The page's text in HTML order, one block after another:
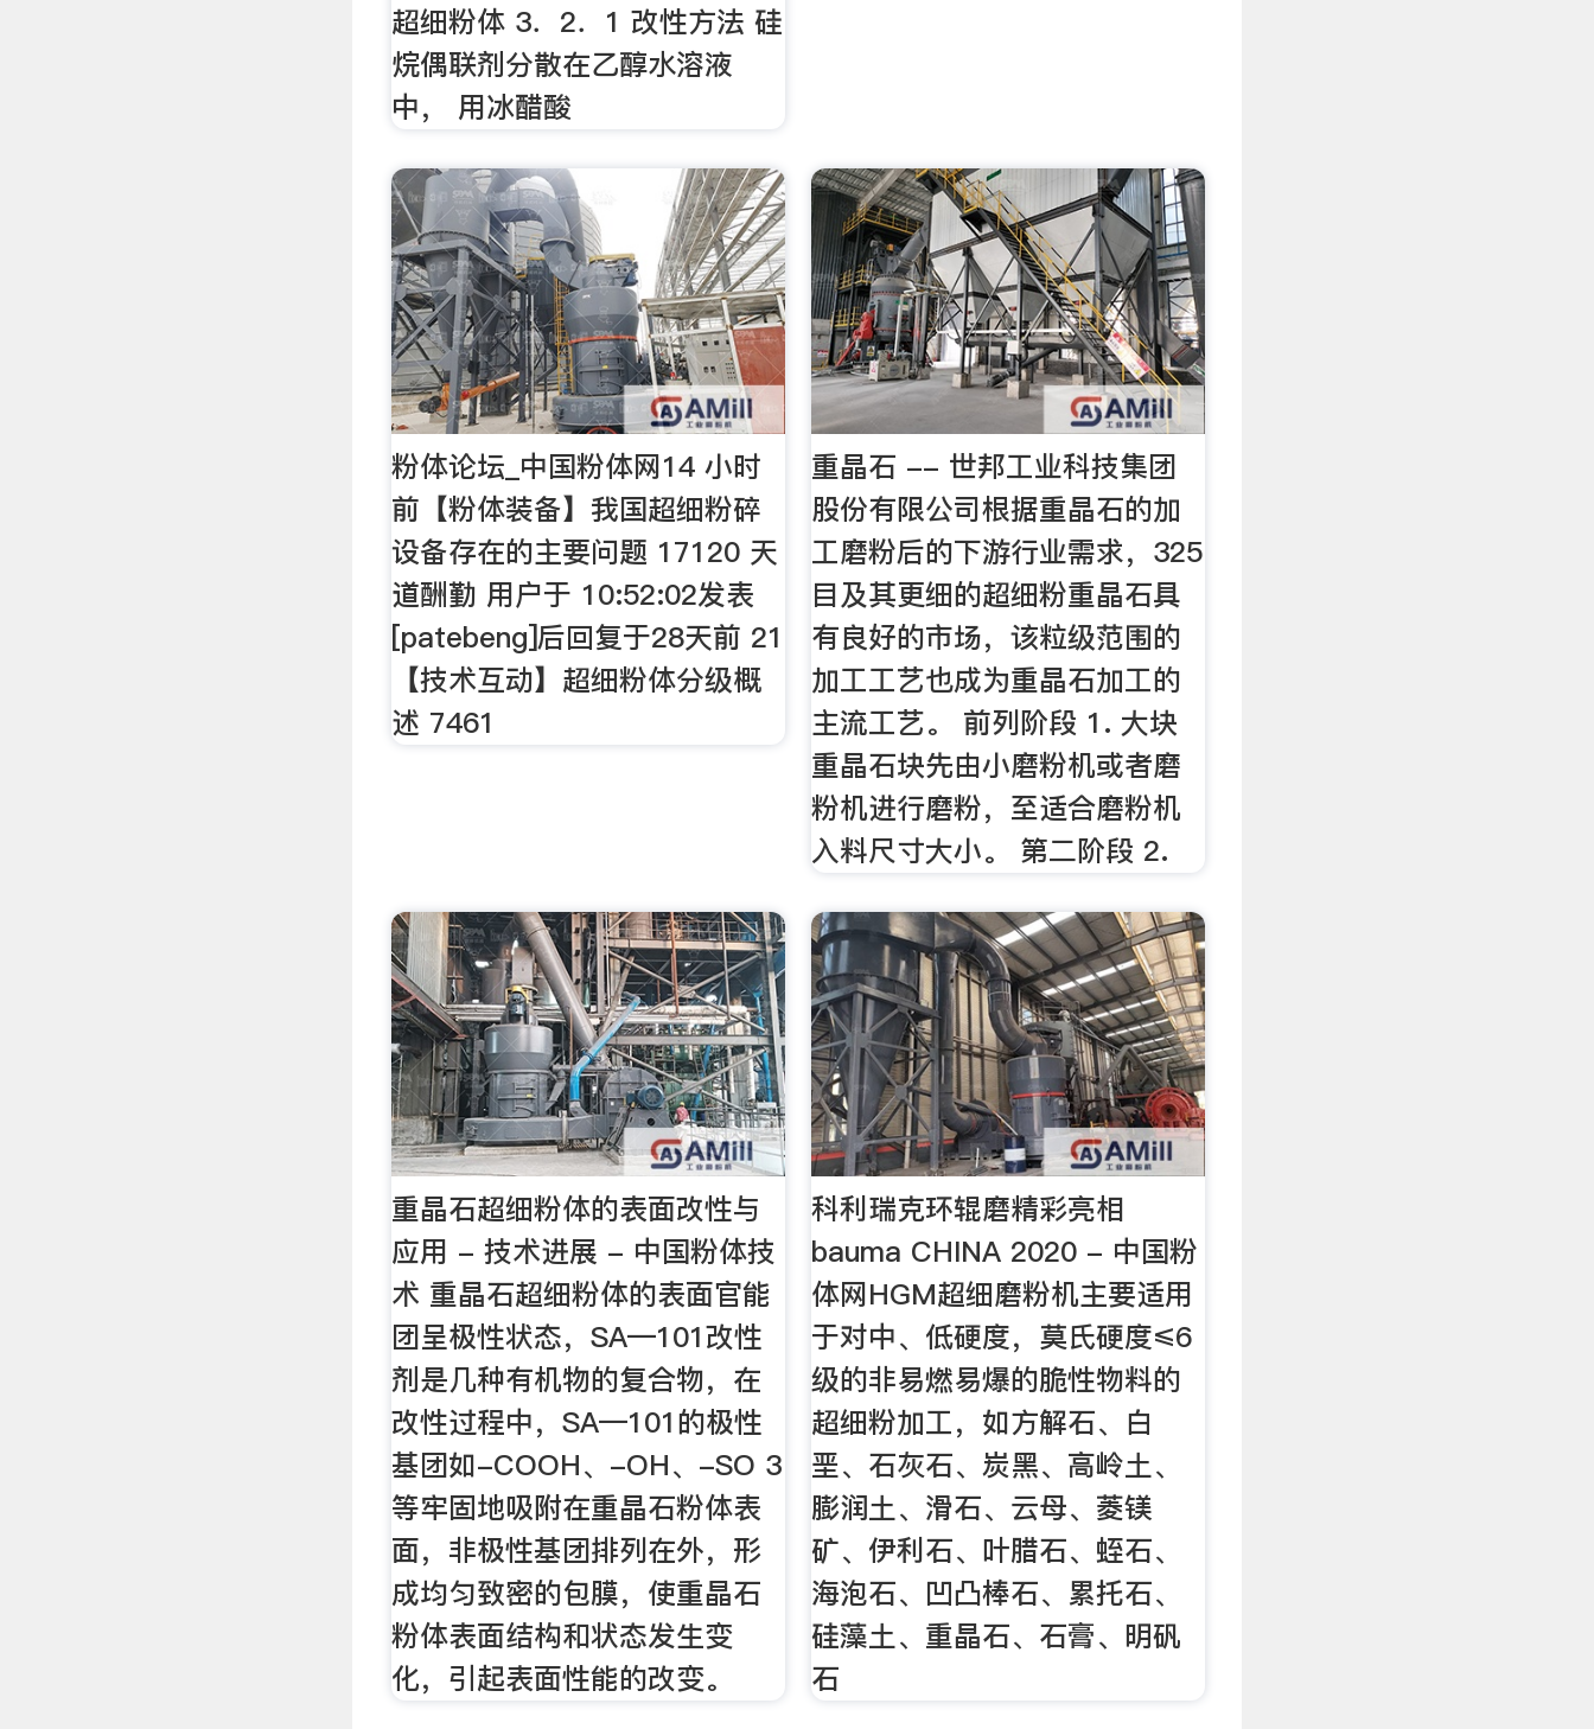
超细粉体 3．2．1 改性方法 硅
烷偶联剂分散在乙醇水溶液
中， 用冰醋酸
粉体论坛_中国粉体网14 小时
前【粉体装备】我国超细粉碎
设备存在的主要问题 17120 天
道酬勤 用户于 10:52:02发表
[patebeng]后回复于28天前 21
【技术互动】超细粉体分级概
述 7461
重晶石 -- 世邦工业科技集团
股份有限公司根据重晶石的加
工磨粉后的下游行业需求，325
目及其更细的超细粉重晶石具
有良好的市场，该粒级范围的
加工工艺也成为重晶石加工的
主流工艺。 前列阶段 1. 大块
重晶石块先由小磨粉机或者磨
粉机进行磨粉，至适合磨粉机
入料尺寸大小。 第二阶段 2.
重晶石超细粉体的表面改性与
应用 - 技术进展 - 中国粉体技
术 重晶石超细粉体的表面官能
团呈极性状态，SA—101改性
剂是几种有机物的复合物，在
改性过程中，SA—101的极性
基团如-COOH、-OH、-SO 3
等牢固地吸附在重晶石粉体表
面，非极性基团排列在外，形
成均匀致密的包膜，使重晶石
粉体表面结构和状态发生变
化，引起表面性能的改变。
科利瑞克环辊磨精彩亮相
bauma CHINA 2020 - 中国粉
体网HGM超细磨粉机主要适用
于对中、低硬度，莫氏硬度≤6
级的非易燃易爆的脆性物料的
超细粉加工，如方解石、白
垩、石灰石、炭黑、高岭土、
膨润土、滑石、云母、菱镁
矿、伊利石、叶腊石、蛭石、
海泡石、凹凸棒石、累托石、
硅藻土、重晶石、石膏、明矾
石